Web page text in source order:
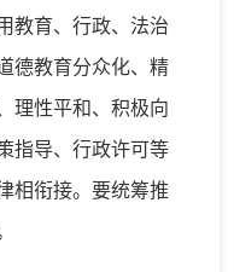
教育、行政、法治
德教育分众化、精
理性平和、积极向
指导、行政许可等
相衔接。要统筹推